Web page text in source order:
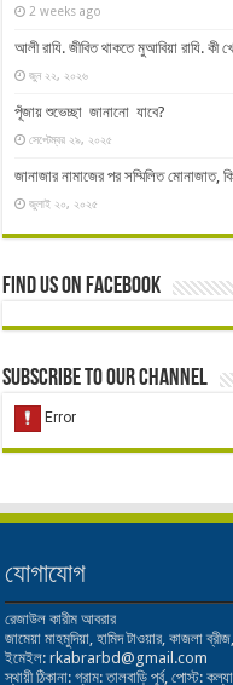
2 weeks ago
আলী রাযি. জীবিত থাকতে মুআবিয়া রাযি. কী
জুন ২২, ২০২৬
পূঁজায় শুভেচ্ছা জানানো যাবে?
সেপ্টেম্বর ২৯, ২০২৫
জানাজার নামাজের পর সম্মিলিত মোনাজাত,
জুলাই ২০, ২০২৫
Find us on Facebook
Subscribe to our Channel
যোগাযোগ
রেজাউল কারীম আবরার
জামেয়া মাহমুদিয়া, হামিদ টাওয়ার, কাজলা
ইমেইল: rkabrarbd@gmail.com
স্থায়ী ঠিকানা: গ্রাম: তালবাড়ি পূর্ব, পোস্ট: